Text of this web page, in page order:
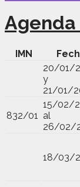
Agenda
IMN
20/01/
y
21/01/
832/01
15/02/
al
26/02/
18/03/